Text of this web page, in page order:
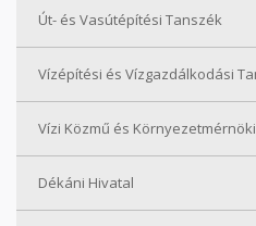
Út- és Vasútépítési Tanszék
Vízépítési és Vízgazdálkodási
Vízi Közmű és
Dékáni Hivatal